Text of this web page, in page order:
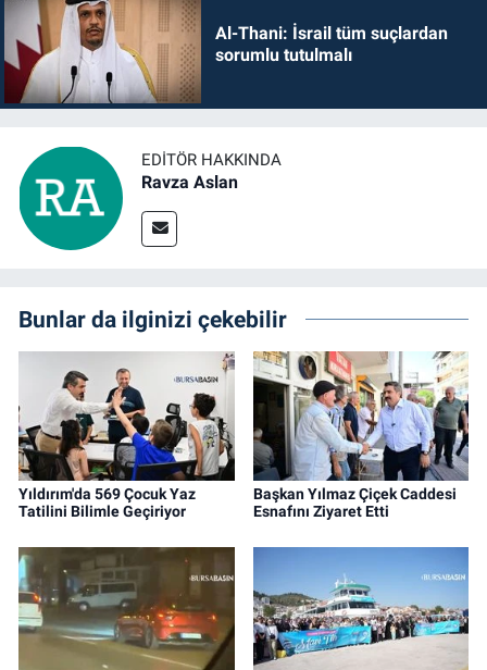
Al-Thani: İsrail tüm suçlardan
sorumlu tutulmalı
EDITÖR HAKKINDA
Ravza Aslan
Bunlar da ilginizi çekebilir
Yıldırım'da 569 Çocuk Yaz
Tatilini Bilimle Geçiriyor
Başkan Yılmaz Çiçek Caddesi
Esnafını Ziyaret Etti